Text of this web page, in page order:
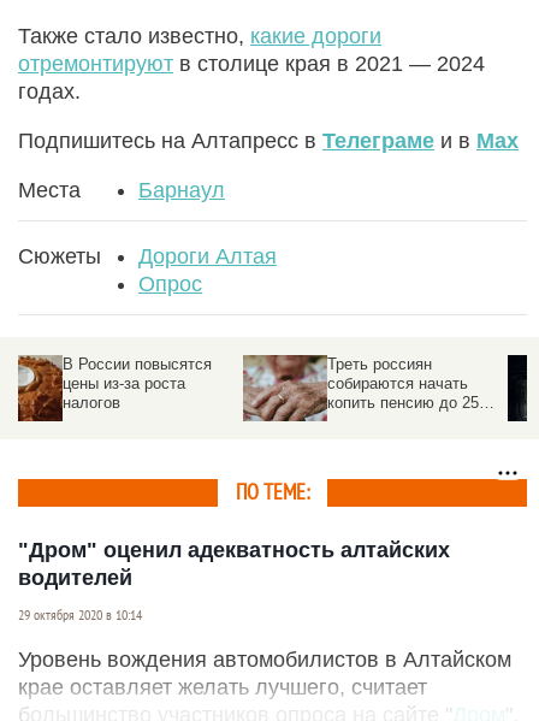
Также стало известно, какие дороги
отремонтируют в столице края в 2021 — 2024
годах.
Подпишитесь на Алтапресс в Телеграме и в Max
Места Барнаул
Сюжеты
Дороги Алтая
Опрос
Треть россиян
собираются начать
копить пенсию до 25
В РПЦ назвали веру в
инопланетян «формой
мракобесия»
ПО ТЕМЕ:
"Дром" оценил адекватность алтайских
водителей
29 октября 2020 в 10:14
Уровень вождения автомобилистов в Алтайском
крае оставляет желать лучшего, считает
большинство участников опроса на сайте " Дром ".